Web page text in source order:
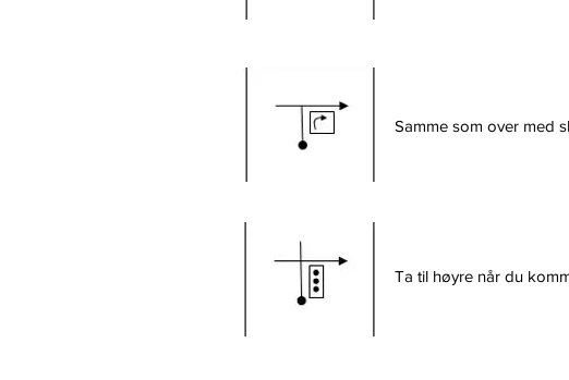
Samme som over med
Ta til høyre når du